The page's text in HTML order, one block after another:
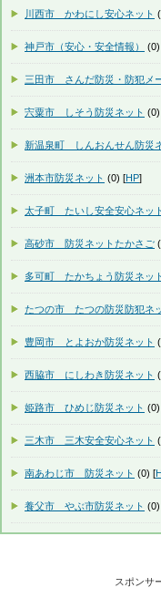
川西市 かわにし安心ネット
神戸市（安心・安全情報）
三田市 さんだ防災・防犯メ
宍粟市 しそう防災ネット
新温泉町 しんおんせん防災
洲本市防災ネット (0) [HP]
太子町 たいし安全安心ネッ
高砂市 防災ネットたかさご
多可町 たかちょう防災ネッ
たつの市 たつの防災防犯ネ
豊岡市 とよおか防災ネット
西脇市 にしわき防災ネット
姫路市 ひめじ防災ネット
三木市 三木安全安心ネット
南あわじ市 防災ネット (0) [
養父市 やぶ市防災ネット
スポンサ